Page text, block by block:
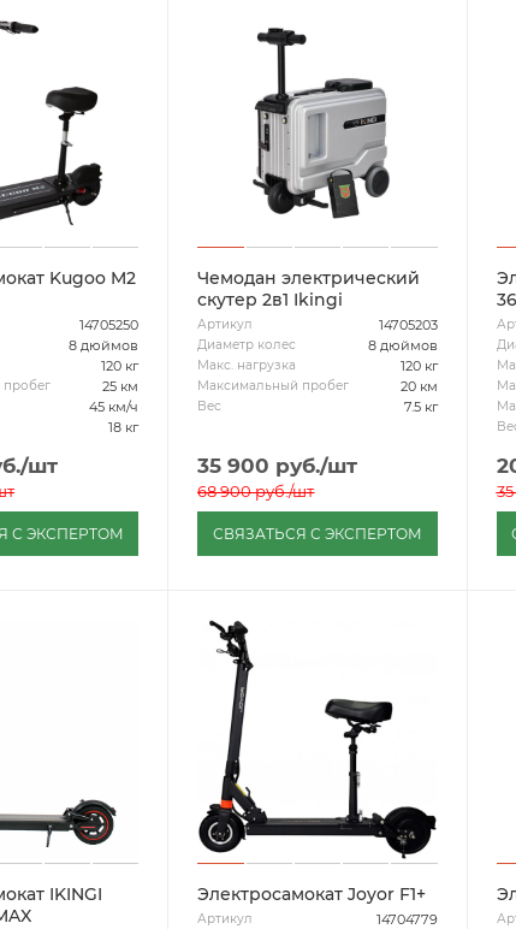
Kugoo M2
14705250
8 дюймов
120 кг
25 км
45 км/ч
18 кг
/шт
С ЭКСПЕРТОМ
Чемодан электрический
скутер 2в1 Ikingi
Артикул 14705203
Диаметр колес 8 дюймов
Макс. нагрузка 120 кг
Максимальный пробег 20 км
Вес 7.5 кг
35 900 руб./шт
68 900руб./шт
СВЯЗАТЬСЯ С ЭКСПЕРТОМ
IKINGI
Электросамокат Joyor F1+
Артикул 14704779